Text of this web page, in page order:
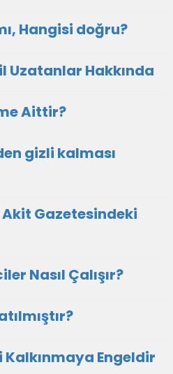
Hangisi doğru?
Uzatanlar Hakkında
Aittir?
gizli kalması
Akit Gazetesindeki
Nasıl Çalışır?
Kalkınmaya Engeldir